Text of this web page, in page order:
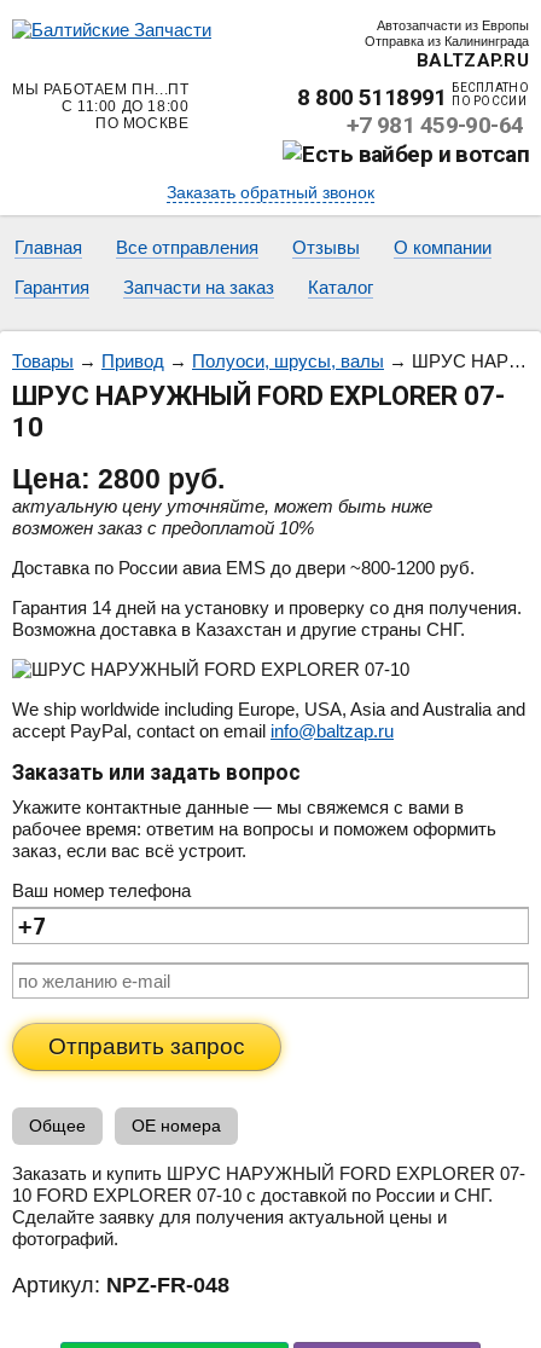
Автозапчасти из Европы
Отправка из Калининграда
BALTZAP.RU
МЫ РАБОТАЕМ ПН...ПТ
С 11:00 ДО 18:00
ПО МОСКВЕ
8 800 5118991
БЕСПЛАТНО
ПО РОССИИ
+7 981 459-90-64
Заказать обратный звонок
Главная Все отправления Отзывы
О компании
Гарантия
Запчасти на заказ Каталог
Товары → Привод → Полуоси, шрусы, валы → ШРУС НАРУЖНЫЙ FORD EXPLORER 07-10
ШРУС НАРУЖНЫЙ FORD EXPLORER 07-
10
Цена: 2800 руб.
актуальную цену уточняйте, может быть ниже
возможен заказ с предоплатой 10%
Доставка по России авиа EMS до двери ~800-1200 руб.
Гарантия 14 дней на установку и проверку со дня получения.
Возможна доставка в Казахстан и другие страны СНГ.
We ship worldwide including Europe, USA, Asia and Australia and
accept PayPal, contact on email info@baltzap.ru
Заказать или задать вопрос
Укажите контактные данные — мы свяжемся с вами в
рабочее время: ответим на вопросы и поможем оформить
заказ, если вас всё устроит.
Ваш номер телефона
Отправить запрос
Общее OE номера
Заказать и купить ШРУС НАРУЖНЫЙ FORD EXPLORER 07-
10 FORD EXPLORER 07-10 с доставкой по России и СНГ.
Сделайте заявку для получения актуальной цены и
фотографий.
Артикул: NPZ-FR-048